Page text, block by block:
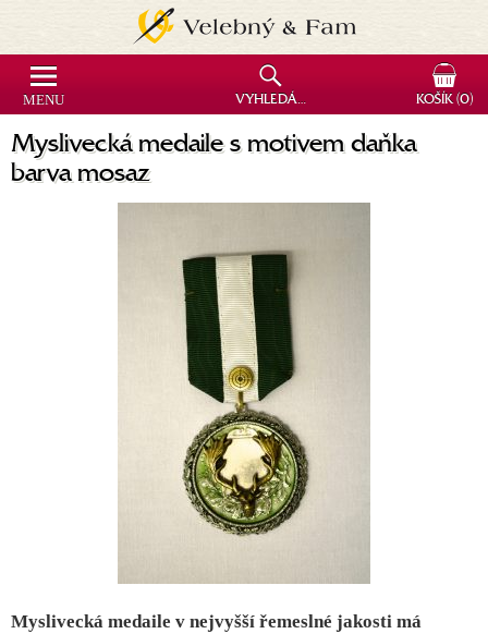
Myslivecká medaile s motivem daňka
barva mosaz
Myslivecká medaile v nejvyšší řemeslné jakosti má
MENU VYHLEDÁVÁNÍ KOŠÍK(0)